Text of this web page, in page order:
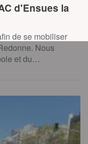
d'Ensues la
de se mobiliser
Nous
et du…